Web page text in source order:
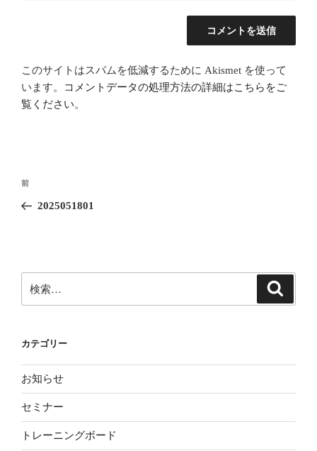
このサイトはスパムを低減するために Akismet を使って
います。
コメントデータの処理方法の詳細はこちらをご
覧ください。
投
ナ
ー
シ
前
の
前
2025051801
索:
カテゴリー
お知らせ
セミナー
トレーニングボード